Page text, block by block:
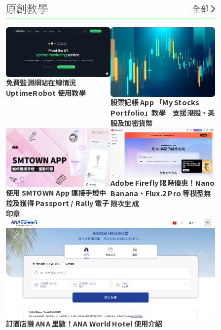
原創教學 全部
免費監測網站在線情況
UptimeRobot 使用教學
股票記帳 App 「My Stocks
Portfolio」教學 支援港股、美
股及加密貨幣
使用 SMTOWN App 連接手燈中
控及獲得 Passport / Rally 電子
印章
Adobe Firefly 限時優惠！Nano
Banana、Flux.2 Pro 等模型無
限次生成
訂酒店賺 ANA 里數！ANA World Hotel 使用介紹